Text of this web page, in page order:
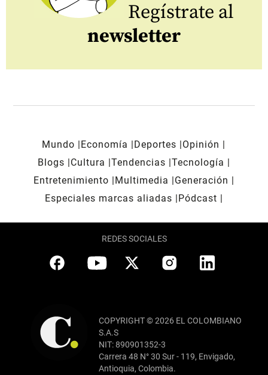
Regístrate al
newsletter
Mundo Economía Deportes
Opinión
Blogs
Cultura Tendencias Tecnología
Entretenimiento
Multimedia
Generación
Especiales marcas aliadas
Pódcast
REDES SOCIALES
COPYRIGHT © 2026 EL COLOMBIANO
S.A.S
NIT: 890901352-3
Carrera 48 N° 30 Sur - 119, Envigado,
Antioquia, Colombia.